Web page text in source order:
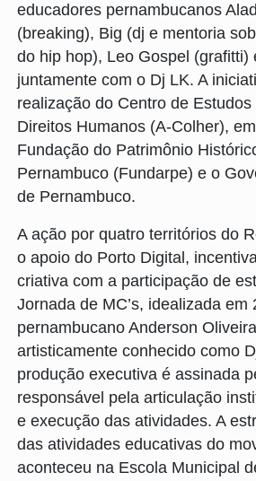
educadores pernambucanos
(breaking), Big (dj e mentoria
do hip hop), Leo Gospel (grafitti)
juntamente com o Dj LK. A
realização do Centro de Estudos
Direitos Humanos (A-Colher),
Fundação do Patrimônio
Pernambuco (Fundarpe) e o
de Pernambuco.
A ação por quatro territórios do
o apoio do Porto Digital,
criativa com a participação de
Jornada de MC’s, idealizada em
pernambucano Anderson
artisticamente conhecido como
produção executiva é assinada
responsável pela articulação
e execução das atividades. A
das atividades educativas do
aconteceu na Escola Municipal